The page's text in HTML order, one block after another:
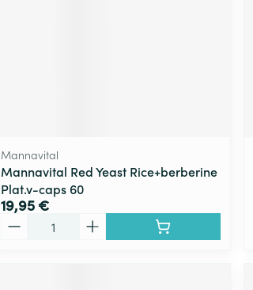
Mannavital
Mannavital Red Yeast Rice+berberine
Plat.v-caps 60
19,95 €